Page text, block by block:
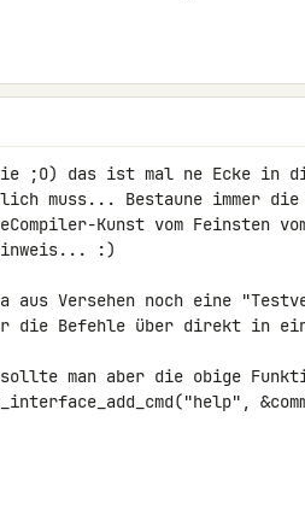
;O) das ist mal ne Ecke in
muss... Bestaune immer die
Kunst vom Feinsten
:)
aus Versehen noch eine
die Befehle über direkt in
sollte man aber die obige